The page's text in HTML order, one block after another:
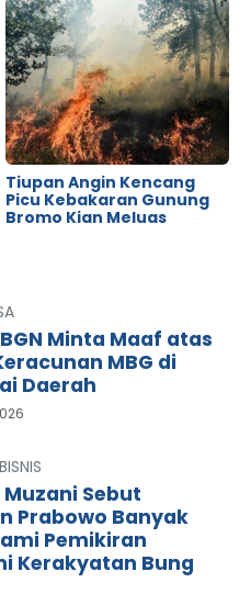
Tiupan Angin Kencang
Picu Kebakaran Gunung
Bromo Kian Meluas
Minta Maaf atas
MBG di
Daerah
Sebut
Prabowo Banyak
Pemikiran
Kerakyatan Bung